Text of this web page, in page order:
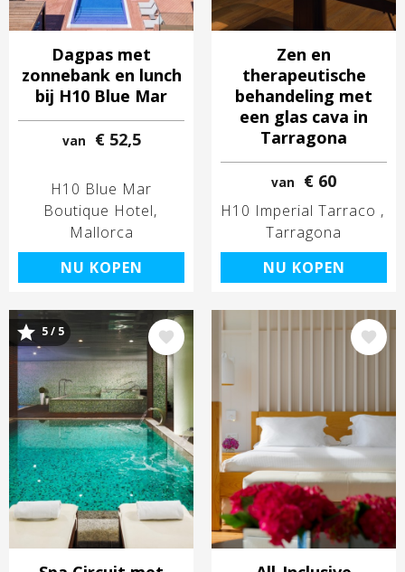
Dagpas met
zonnebank en lunch
bij H10 Blue Mar
van € 52,5
H10 Blue Mar
Boutique Hotel
Mallorca
NU KOPEN
Zen en
therapeutische
behandeling met
een glas cava in
Tarragona
van € 60
H10 Imperial Tarraco
Tarragona
NU KOPEN
Afbeelding
5 / 5 Afbeelding